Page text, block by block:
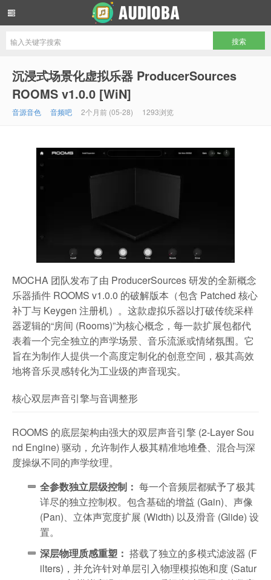
沉浸式场景化虚拟乐器 ProducerSources
ROOMS v1.0.0 [WiN]
音源音色 音频吧 2个月前 (05-28) 1293浏览
MOCHA 团队发布了由 ProducerSources 研发的全新概念
乐器插件 ROOMS v1.0.0 的破解版本（包含 Patched 核心
补丁与 Keygen 注册机）。这款虚拟乐器以打破传统采样
器逻辑的“房间 (Rooms)”为核心概念，每一款扩展包都代
表着一个完全独立的声学场景、音乐流派或情绪氛围。它
旨在为制作人提供一个高度定制化的创意空间，极其高效
地将音乐灵感转化为工业级的声音现实。
核心双层声音引擎与音调整形
ROOMS 的底层架构由强大的双层声音引擎 (2-Layer Sou
nd Engine) 驱动，允许制作人极其精准地堆叠、混合与深
度操纵不同的声学纹理。
全参数独立层级控制： 每一个音频层都赋予了极其
详尽的独立控制权。包含基础的增益 (Gain)、声像
(Pan)、立体声宽度扩展 (Width) 以及滑音 (Glide) 设
置。
深层物理质感重塑： 搭载了独立的多模式滤波器 (F
ilters)，并允许针对单层引入物理模拟饱和度 (Satur